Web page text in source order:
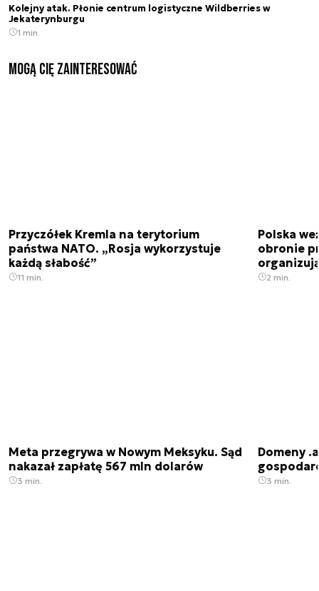
Kolejny atak. Płonie centrum logistyczne Wildberries w
Jekaterynburgu
1 min.
Mogą Cię zainteresować
Przyczółek Kremla na terytorium
państwa NATO. „Rosja wykorzystuje
każdą słabość”
11 min.
Polska
obronie
2 min.
Meta przegrywa w Nowym Meksyku. Sąd
nakazał zapłatę 567 mln dolarów
3 min.
Domeny
3 min.